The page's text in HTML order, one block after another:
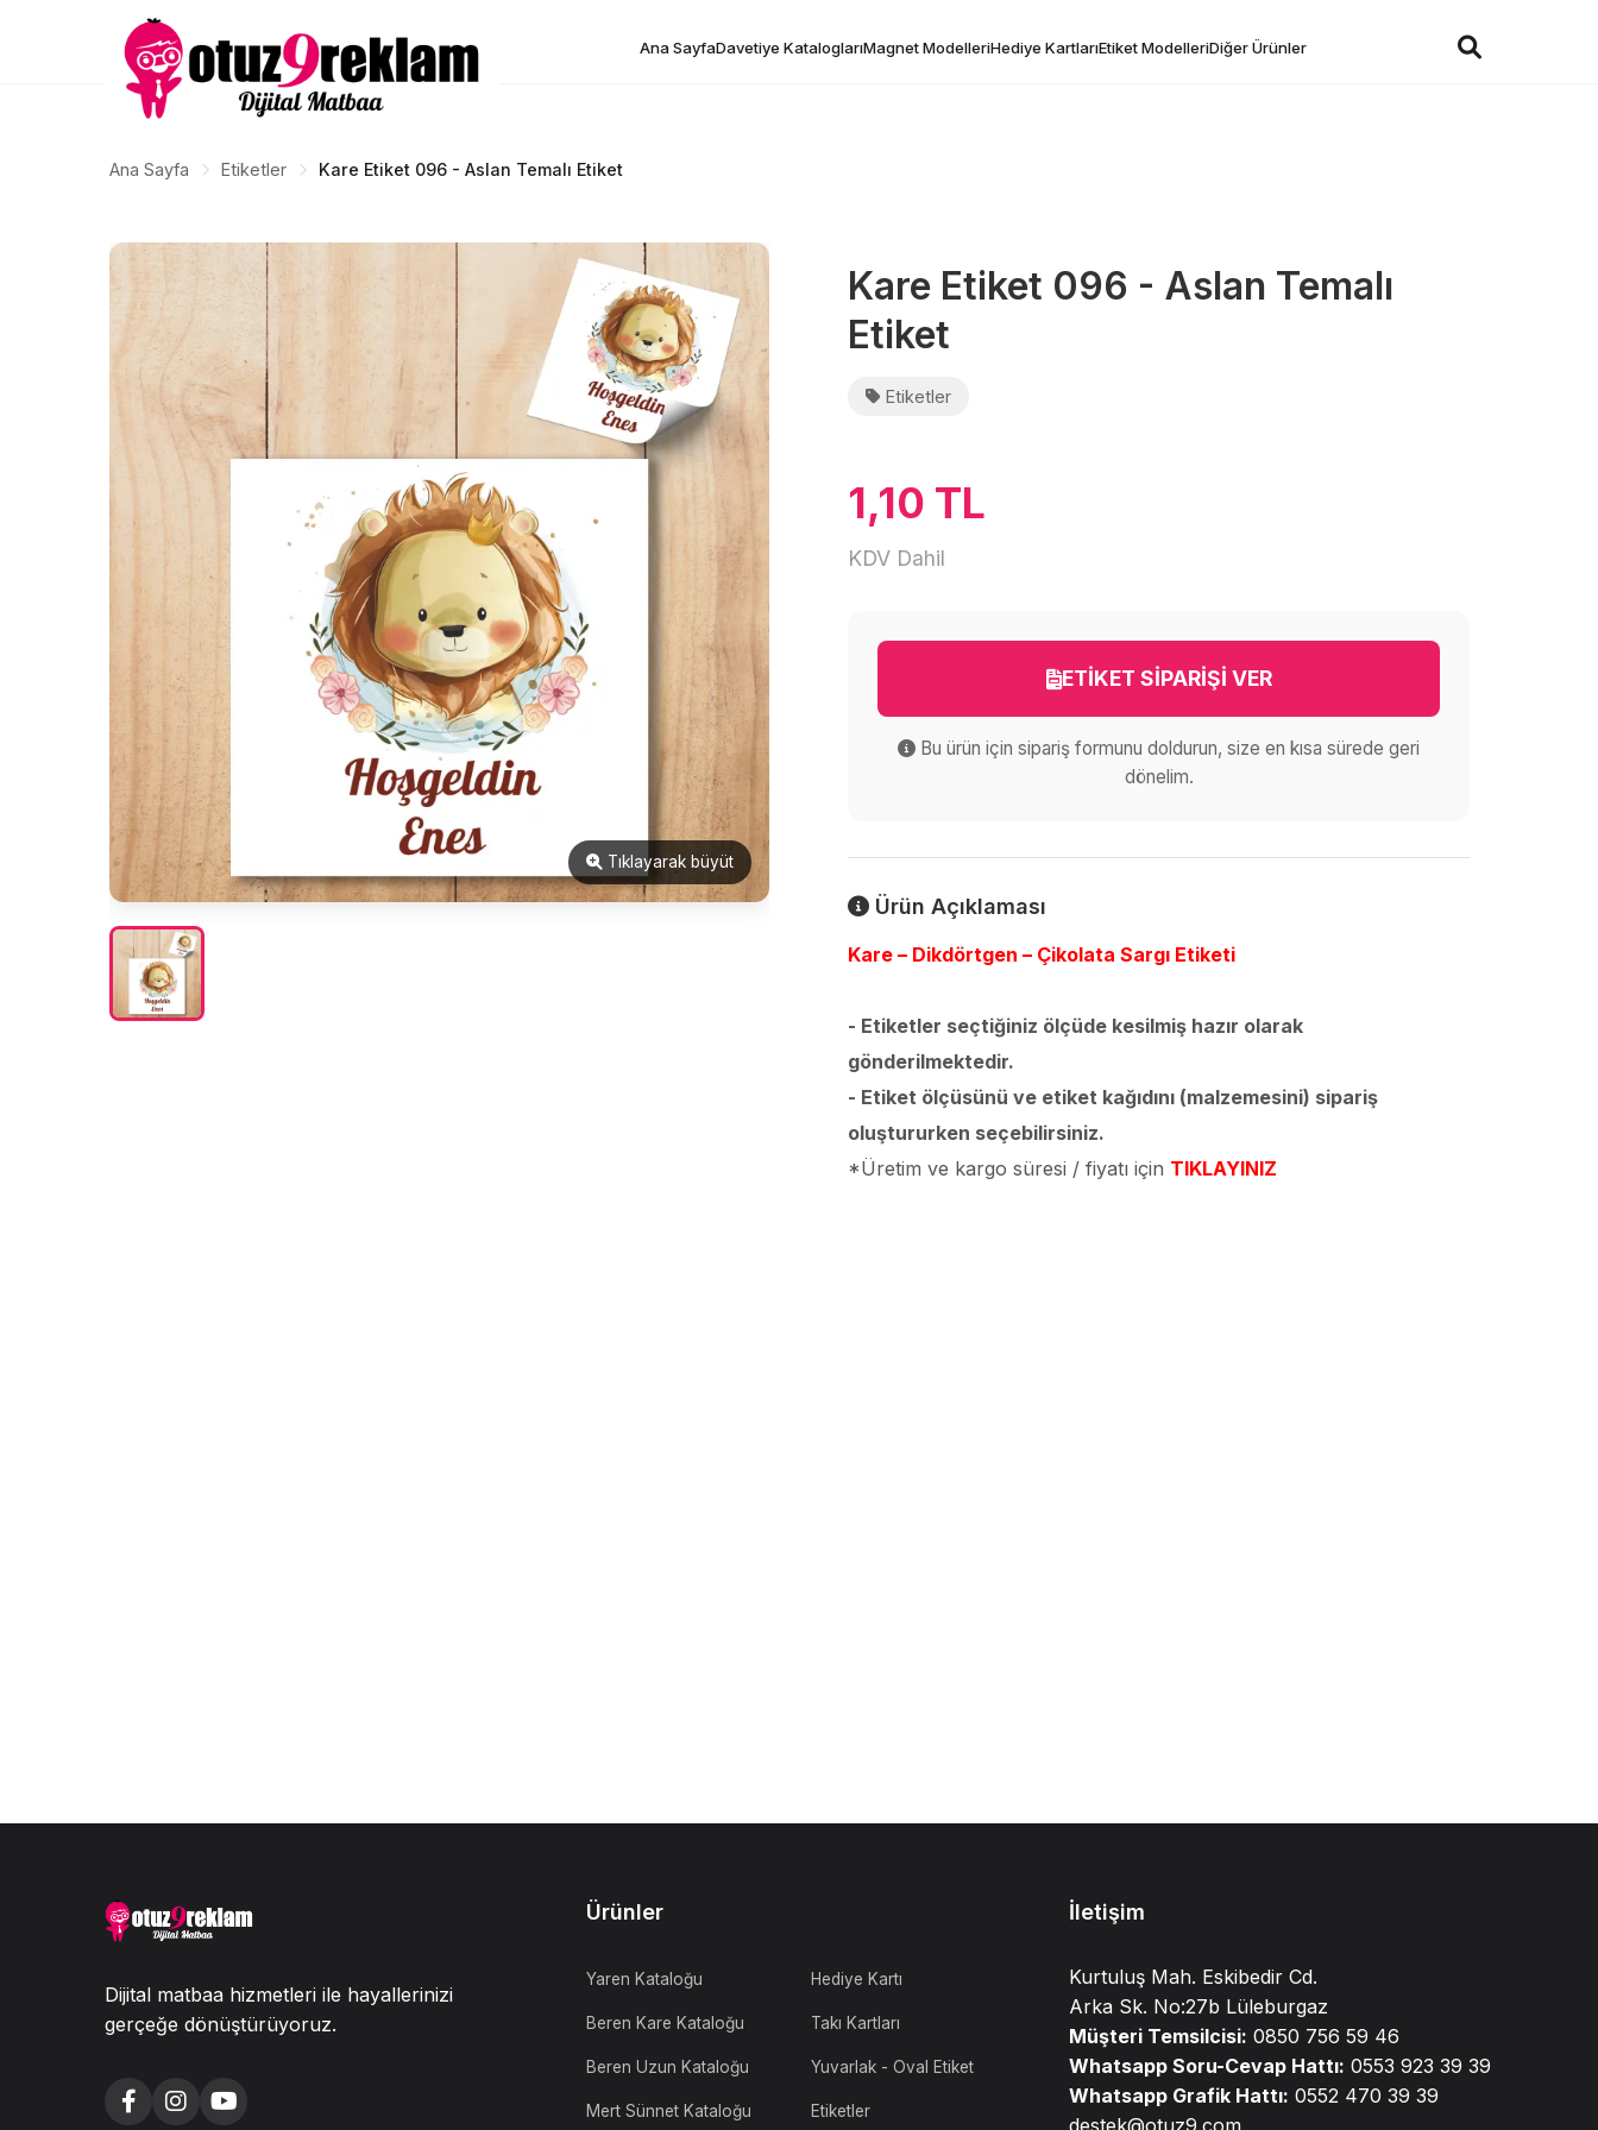
Ana SayfaDavetiye KataloglarıMagnet ModelleriHediye KartlarıEtiket ModelleriDiğer Ürünler
Ana Sayfa Etiketler Kare Etiket 096 - Aslan Temalı Etiket
Tıklayarak büyüt
Kare Etiket 096 - Aslan Temalı
Etiket
Etiketler
1,10 TL
KDV Dahil
ETİKET SİPARİŞİ VER
Bu ürün için sipariş formunu doldurun, size en kısa sürede geri
dönelim.
Ürün Açıklaması
Kare – Dikdörtgen – Çikolata Sargı Etiketi
- Etiketler seçtiğiniz ölçüde kesilmiş hazır olarak
gönderilmektedir.
- Etiket ölçüsünü ve etiket kağıdını (malzemesini) sipariş
oluştururken seçebilirsiniz.
*Üretim ve kargo süresi / fiyatı için TIKLAYINIZ
Dijital matbaa hizmetleri ile hayallerinizi
gerçeğe dönüştürüyoruz.
Ürünler
Yaren Kataloğu
Beren Kare Kataloğu
Beren Uzun Kataloğu
Mert Sünnet Kataloğu
Hediye Kartı
Takı Kartları
Yuvarlak - Oval Etiket
Etiketler
İletişim
Kurtuluş Mah. Eskibedir Cd.
Arka Sk. No:27b Lüleburgaz
Müşteri Temsilcisi: 0850 756 59 46
Whatsapp Soru-Cevap Hattı: 0553 923 39 39
Whatsapp Grafik Hattı: 0552 470 39 39
destek@otuz9.com